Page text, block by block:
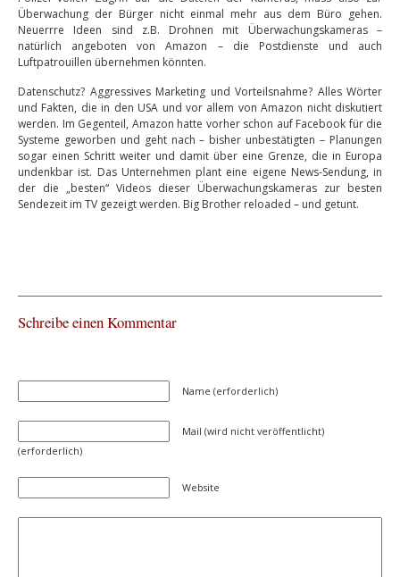
Überwachung der Bürger nicht einmal mehr aus dem Büro gehen.
Neuerrre Ideen sind z.B. Drohnen mit Überwachungskameras –
natürlich angeboten von Amazon – die Postdienste und auch
Luftpatrouillen übernehmen könnten.
Datenschutz? Aggressives Marketing und Vorteilsnahme? Alles Wörter
und Fakten, die in den USA und vor allem von Amazon nicht diskutiert
werden. Im Gegenteil, Amazon hatte vorher schon auf Facebook für die
Systeme geworben und geht nach – bisher unbestätigten – Planungen
sogar einen Schritt weiter und damit über eine Grenze, die in Europa
undenkbar ist. Das Unternehmen plant eine eigene News-Sendung, in
der die „besten“ Videos dieser Überwachungskameras zur besten
Sendezeit im TV gezeigt werden. Big Brother reloaded – und getunt.
Schreibe einen Kommentar
Name (erforderlich)
Mail (wird nicht veröffentlicht)
(erforderlich)
Website